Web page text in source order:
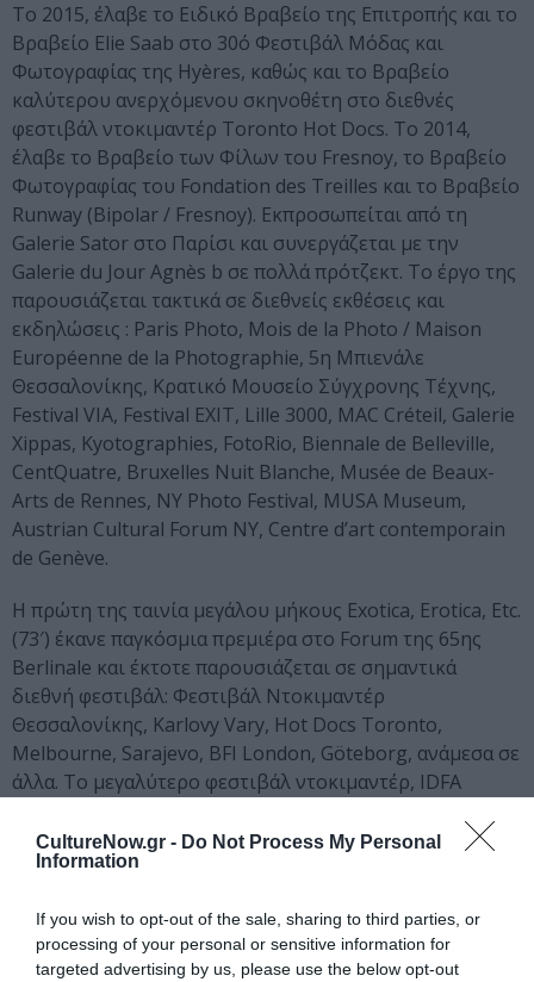
CultureNow.gr - Do Not Process My Personal
Information
If you wish to opt-out of the sale, sharing to third parties, or
processing of your personal or sensitive information for
targeted advertising by us, please use the below opt-out
Το 2015, έλαβε το Ειδικό Βραβείο της Επιτροπής και το
Βραβείο Elie Saab στο 30ό Φεστιβάλ Μόδας και
Φωτογραφίας της Hyères, καθώς και το Βραβείο
καλύτερου ανερχόμενου σκηνοθέτη στο διεθνές
φεστιβάλ ντοκιμαντέρ Toronto Hot Docs. Το 2014,
έλαβε το Βραβείο των Φίλων του Fresnoy, το Βραβείο
Φωτογραφίας του Fondation des Treilles και το Βραβείο
Runway (Bipolar / Fresnoy). Εκπροσωπείται από τη
Galerie Sator στο Παρίσι και συνεργάζεται με την
Galerie du Jour Agnès b σε πολλά πρότζεκτ. Το έργο της
παρουσιάζεται τακτικά σε διεθνείς εκθέσεις και
εκδηλώσεις : Paris Photo, Mois de la Photo / Maison
Européenne de la Photographie, 5η Μπιενάλε
Θεσσαλονίκης, Κρατικό Μουσείο Σύγχρονης Τέχνης,
Festival VIΑ, Festival EXIΤ, Lille 3000, MAC Créteil, Galerie
Xippas, Kyotographies, FotoRio, Biennale de Belleville,
CentQuatre, Bruxelles Nuit Blanche, Musée de Beaux-
Arts de Rennes, NY Photo Festival, MUSA Museum,
Austrian Cultural Forum NY, Centre d’art contemporain
de Genève.
Η πρώτη της ταινία μεγάλου μήκους Exotica, Erotica, Etc.
(73′) έκανε παγκόσμια πρεμιέρα στο Forum της 65ης
Berlinale και έκτοτε παρουσιάζεται σε σημαντικά
διεθνή φεστιβάλ: Φεστιβάλ Ντοκιμαντέρ
Θεσσαλονίκης, Karlovy Vary, Hot Docs Toronto,
Melbourne, Sarajevo, BFI London, Göteborg, ανάμεσα σε
άλλα. Το μεγαλύτερο φεστιβάλ ντοκιμαντέρ, IDFA
επέλεξε ως μια από τις ταινίες που ξεχώρισαν στα
διεθνή φεστιβάλ μέσα στο 2015 (κατηγορία Best of
CINEDOC